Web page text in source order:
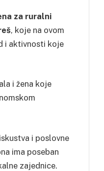
za ruralni
, koje na ovom
i aktivnosti koje
i žena koje
i poslovne
ima poseban
zajednice.